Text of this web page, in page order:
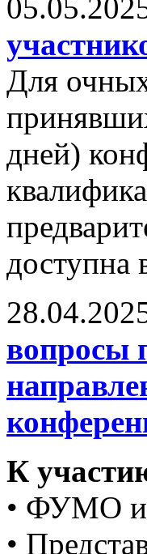
Для
дней)
доступна
вопросы
К
• ФУМО
•